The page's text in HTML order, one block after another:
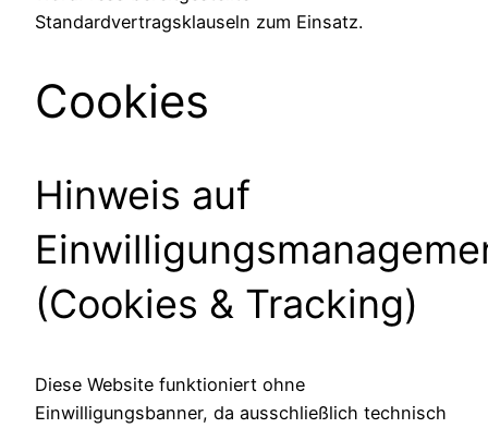
Standardvertragsklauseln zum Einsatz.
Cookies
Hinweis auf
(Cookies & Tracking)
Diese Website funktioniert ohne
Einwilligungsbanner, da ausschließlich technisch